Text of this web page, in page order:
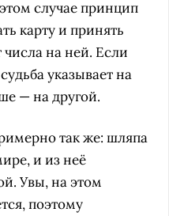
случае принцип
карту и принять
на ней. Если
указывает на
— на другой.
так же: шляпа
и из неё
Увы, на этом
поэтому